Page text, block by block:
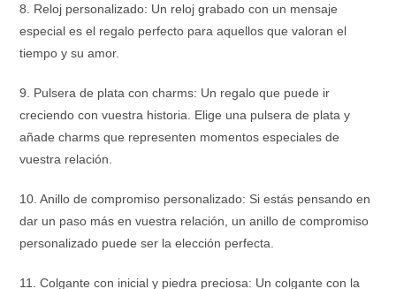
8. Reloj personalizado: Un reloj grabado con un mensaje
especial es el regalo perfecto para aquellos que valoran el
tiempo y su amor.
9. Pulsera de plata con charms: Un regalo que puede ir
creciendo con vuestra historia. Elige una pulsera de plata y
añade charms que representen momentos especiales de
vuestra relación.
10. Anillo de compromiso personalizado: Si estás pensando en
dar un paso más en vuestra relación, un anillo de compromiso
personalizado puede ser la elección perfecta.
11. Colgante con inicial y piedra preciosa: Un colgante con la